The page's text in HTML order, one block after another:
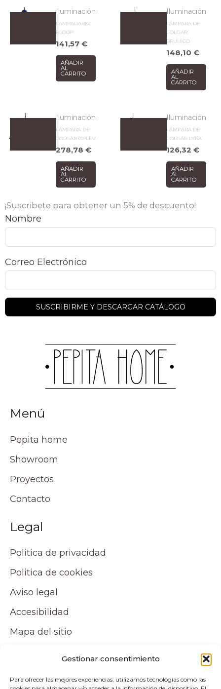
Gestionar consentimiento
Para ofrecer las mejores experiencias, utilizamos tecnologías como las
Iluminación
LAMPADARIO
BLOOP
141,57€
AÑADIR
AL
CARRITO
Iluminación
LÁMPARA DE
COLGAR
BRUNICO
148,10€
AÑADIR
AL
CARRITO
Iluminación
LÁMPARA DE
COLGAR OPLEV
278,78€
AÑADIR
AL
CARRITO
Iluminación
LÁMPARA DE
COLGAR LYRA
126,32€
AÑADIR
AL
CARRITO
¡Suscribete para obtener un 5% de descuento!
Nombre
Correo Electrónico
Menú
Pepita home
Showroom
Proyectos
Contacto
Legal
Politica de privacidad
Politica de cookies
Aviso legal
Accesibilidad
Mapa del sitio
Tu cuenta
Mi cuenta